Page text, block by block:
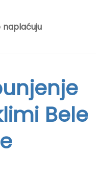
naplaćuju
Bele